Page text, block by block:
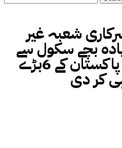
شعبہ غیر
زیادہ بچے سکول سے
باہر،ورلڈ بینک نے پاکستان کے 6بڑے
کر دی